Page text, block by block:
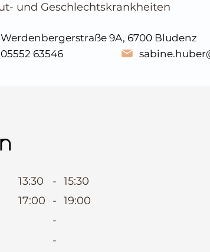
und Geschlechtskrankheiten
Werdenbergerstraße 9A, 6700 Bludenz
05552 63546
13:30 - 15:30
17:00 - 19:00
-
-